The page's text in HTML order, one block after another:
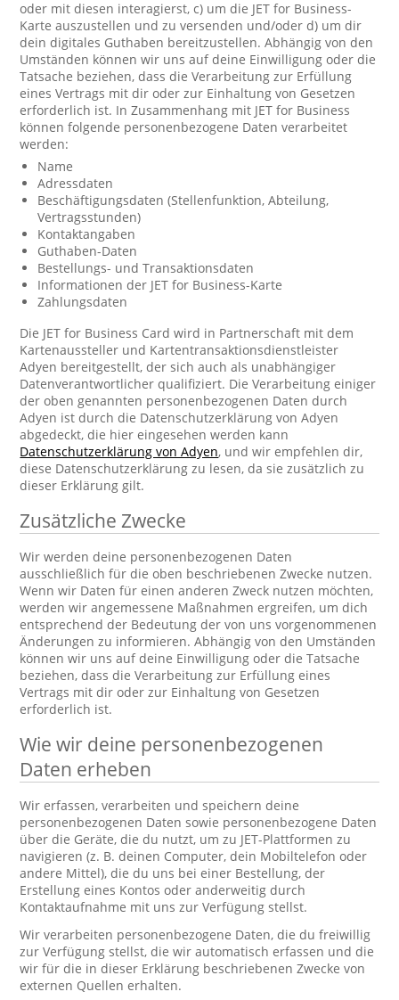
oder mit diesen interagierst, c) um die JET for Business-
Karte auszustellen und zu versenden und/oder d) um dir
dein digitales Guthaben bereitzustellen. Abhängig von den
Umständen können wir uns auf deine Einwilligung oder die
Tatsache beziehen, dass die Verarbeitung zur Erfüllung
eines Vertrags mit dir oder zur Einhaltung von Gesetzen
erforderlich ist. In Zusammenhang mit JET for Business
können folgende personenbezogene Daten verarbeitet
werden:
Name
Adressdaten
Beschäftigungsdaten (Stellenfunktion, Abteilung,
Vertragsstunden)
Kontaktangaben
Guthaben-Daten
Bestellungs- und Transaktionsdaten
Informationen der JET for Business-Karte
Zahlungsdaten
Die JET for Business Card wird in Partnerschaft mit dem
Kartenaussteller und Kartentransaktionsdienstleister
Adyen bereitgestellt, der sich auch als unabhängiger
Datenverantwortlicher qualifiziert. Die Verarbeitung einiger
der oben genannten personenbezogenen Daten durch
Adyen ist durch die Datenschutzerklärung von Adyen
abgedeckt, die hier eingesehen werden kann
Datenschutzerklärung von Adyen, und wir empfehlen dir,
diese Datenschutzerklärung zu lesen, da sie zusätzlich zu
dieser Erklärung gilt.
Zusätzliche Zwecke
Wir werden deine personenbezogenen Daten
ausschließlich für die oben beschriebenen Zwecke nutzen.
Wenn wir Daten für einen anderen Zweck nutzen möchten,
werden wir angemessene Maßnahmen ergreifen, um dich
entsprechend der Bedeutung der von uns vorgenommenen
Änderungen zu informieren. Abhängig von den Umständen
können wir uns auf deine Einwilligung oder die Tatsache
beziehen, dass die Verarbeitung zur Erfüllung eines
Vertrags mit dir oder zur Einhaltung von Gesetzen
erforderlich ist.
Wie wir deine personenbezogenen
Daten erheben
Wir erfassen, verarbeiten und speichern deine
personenbezogenen Daten sowie personenbezogene Daten
über die Geräte, die du nutzt, um zu JET-Plattformen zu
navigieren (z. B. deinen Computer, dein Mobiltelefon oder
andere Mittel), die du uns bei einer Bestellung, der
Erstellung eines Kontos oder anderweitig durch
Kontaktaufnahme mit uns zur Verfügung stellst.
Wir verarbeiten personenbezogene Daten, die du freiwillig
zur Verfügung stellst, die wir automatisch erfassen und die
wir für die in dieser Erklärung beschriebenen Zwecke von
externen Quellen erhalten.